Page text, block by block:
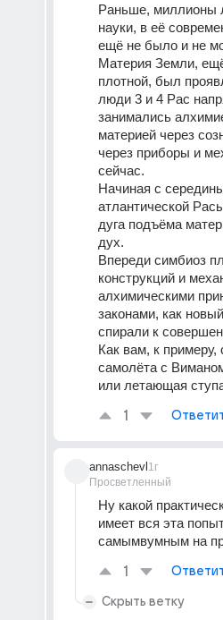
Раньше, миллионы
науки, в её
ещё не было и не
Материя Земли,
плотной, был
люди 3 и 4 Рас
занимались
материей через
через приборы и
сейчас.
Начиная с
атлантической
дуга подъёма
дух.
Впереди симбиоз
конструкций и
алхимическими
законами, как
спирали к
Как вам, к примеру,
самолёта с
или летающая
1
annaschevl
Просветленный
1г
Ну какой
имеет вся эта
самымвумным на
1
Скрыть ветку